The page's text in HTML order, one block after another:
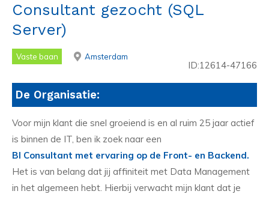
Consultant gezocht (SQL
Server)
Vaste baan Amsterdam
ID:12614-47166
De Organisatie:
Voor mijn klant die snel groeiend is en al ruim 25 jaar actief
is binnen de IT, ben ik zoek naar een
BI Consultant met ervaring op de Front- en Backend.
Het is van belang dat jij affiniteit met Data Management
in het algemeen hebt. Hierbij verwacht mijn klant dat je